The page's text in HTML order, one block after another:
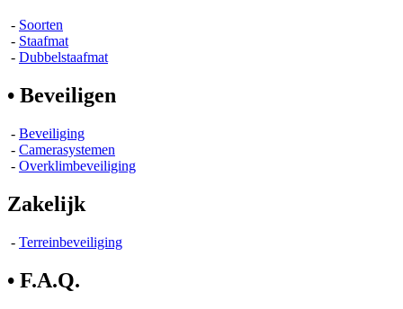
- Soorten
- Staafmat
- Dubbelstaafmat
• Beveiligen
- Beveiliging
- Camerasystemen
- Overklimbeveiliging
Zakelijk
- Terreinbeveiliging
• F.A.Q.